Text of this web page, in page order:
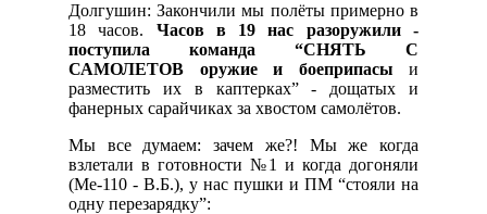
Долгушин: Закончили мы полёты примерно в
18 часов. Часов в 19 нас разоружили -
поступила команда “СНЯТЬ С
САМОЛЕТОВ оружие и боеприпасы и
разместить их в каптерках” - дощатых и
фанерных сарайчиках за хвостом самолётов.
Мы все думаем: зачем же?! Мы же когда
взлетали в готовности №1 и когда догоняли
(Ме-110 - В.Б.), у нас пушки и ПМ “стояли на
одну перезарядку”: